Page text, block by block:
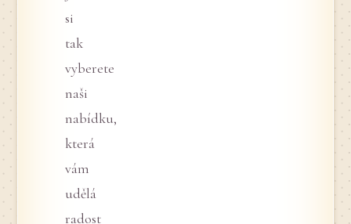
si
tak
vyberete
naši
nabídku,
která
vám
udělá
radost